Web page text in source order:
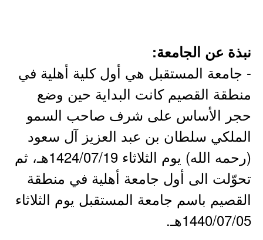
نبذة عن الجامعة:
- جامعة المستقبل هي أول كلية أهلية في
منطقة القصيم كانت البداية حين وضع
حجر الأساس على شرف صاحب السمو
الملكي سلطان بن عبد العزيز آل سعود
(رحمه الله) يوم الثلاثاء 1424/07/19هـ، ثم
تحوّلت الى أول جامعة أهلية في منطقة
القصيم باسم جامعة المستقبل يوم الثلاثاء
1440/07/05هـ.